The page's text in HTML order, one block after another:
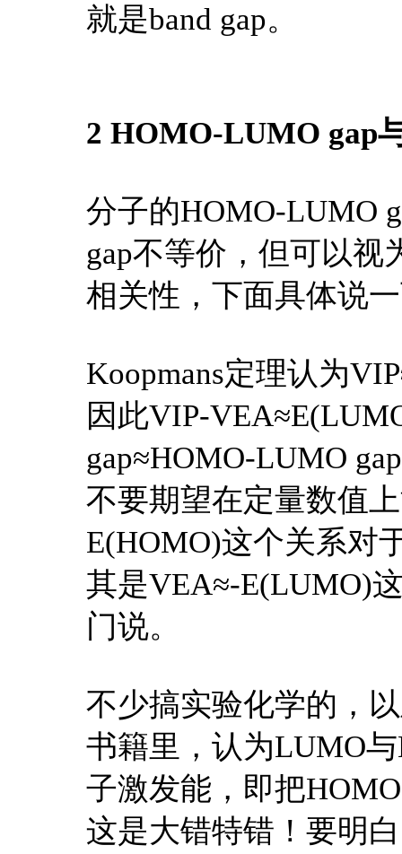
就是band gap。
2 HOMO-LUMO gap
分子的HOMO-LUMO
gap不等价，但可以
相关性，下面具体说
Koopmans定理认为
因此VIP-
gap≈HOMO-LUMO
不要期望在定量数值
E(HOMO)这个关系对
其是VEA≈-E(LUMO)
门说。
不少搞实验化学的，
书籍里，认为LUMO
子激发能，即把
这是大错特错！要明